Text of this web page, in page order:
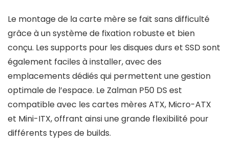
Le montage de la carte mère se fait sans difficulté
grâce à un système de fixation robuste et bien
conçu. Les supports pour les disques durs et SSD sont
également faciles à installer, avec des
emplacements dédiés qui permettent une gestion
optimale de l’espace. Le Zalman P50 DS est
compatible avec les cartes mères ATX, Micro-ATX
et Mini-ITX, offrant ainsi une grande flexibilité pour
différents types de builds.